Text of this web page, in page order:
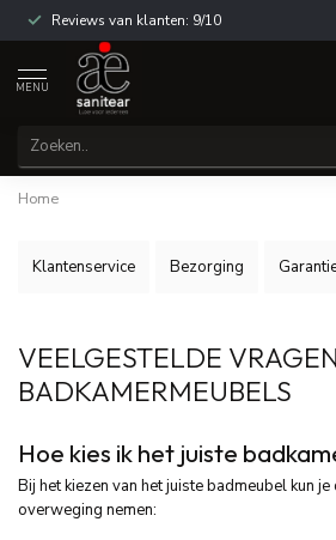
Reviews van klanten: 9/10
MENU
Home
Klantenservice Bezorging
VEELGESTELDE
BADKAMERMEUBELS
Hoe kies ik het juiste
Bij het kiezen van het juiste badmeubel kun
overweging nemen: